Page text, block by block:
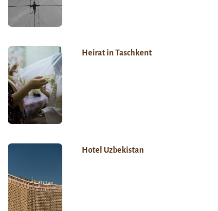
Heirat in Taschkent
Hotel Uzbekistan